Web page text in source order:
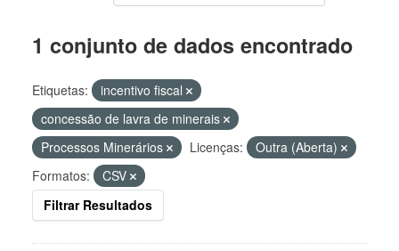
1 conjunto de dados encontrado
Etiquetas:
incentivo fiscal
concessão de lavra de minerais
Processos Minerários
Licenças:
Outra (Aberta)
Formatos:
CSV
Filtrar Resultados